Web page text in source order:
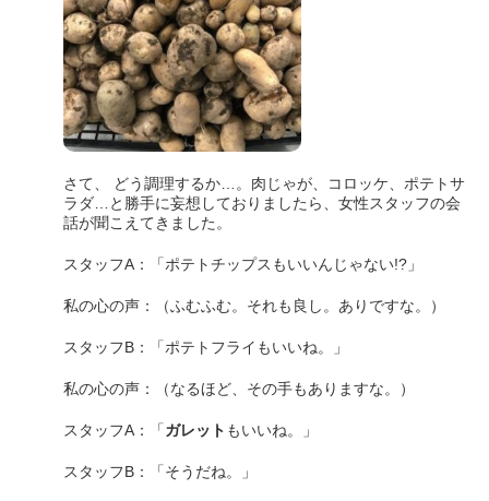
さて、 どう調理するか…。肉じゃが、コロッケ、ポテトサ
ラダ…と勝手に妄想しておりましたら、女性スタッフの会
話が聞こえてきました。
スタッフA：「ポテトチップスもいいんじゃない!?」
私の心の声：（ふむふむ。それも良し。ありですな。）
スタッフB：「ポテトフライもいいね。」
私の心の声：（なるほど、その手もありますな。）
スタッフA：「ガレット もいいね。」
スタッフB：「そうだね。」